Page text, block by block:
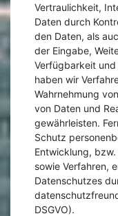
Vertraulichkeit,
Daten durch
den Daten, als
der Eingabe,
Verfügbarkeit und
haben wir
Wahrnehmung
von Daten und
gewährleisten.
Schutz
Entwicklung,
sowie Verfahren,
Datenschutzes
DSGVO).